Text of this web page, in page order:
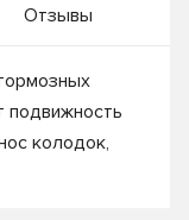
Отзывы
подвижность
колодок,